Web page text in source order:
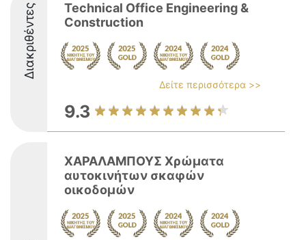
Διακριθέντες
Technical Οffice Engineering &
Construction
Δείτε περισσότερα >>
9.3
ΧΑΡΑΛΑΜΠΟΥΣ Χρώματα
αυτοκινήτων σκαφών
οικοδομών